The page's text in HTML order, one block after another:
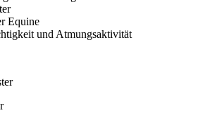
Equine
und Atmungsaktivität